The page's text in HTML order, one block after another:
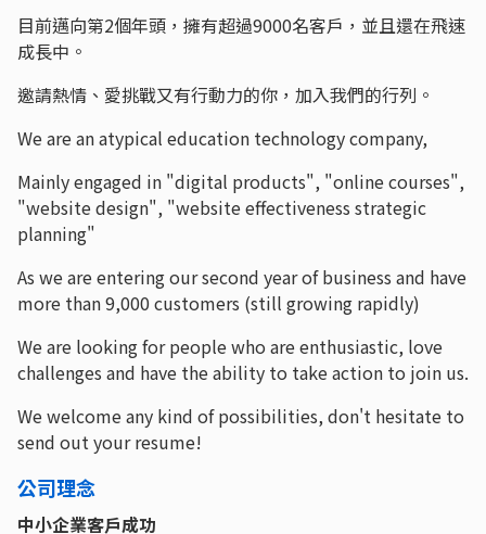
目前邁向第2個年頭，擁有超過9000名客戶，並且還在飛速
成長中。
邀請熱情、愛挑戰又有行動力的你，加入我們的行列。
We are an atypical education technology company,
Mainly engaged in "digital products", "online courses",
"website design", "website effectiveness strategic
planning"
As we are entering our second year of business and have
more than 9,000 customers (still growing rapidly)
We are looking for people who are enthusiastic, love
challenges and have the ability to take action to join us.
We welcome any kind of possibilities, don't hesitate to
send out your resume!
公司理念
中小企業客戶成功